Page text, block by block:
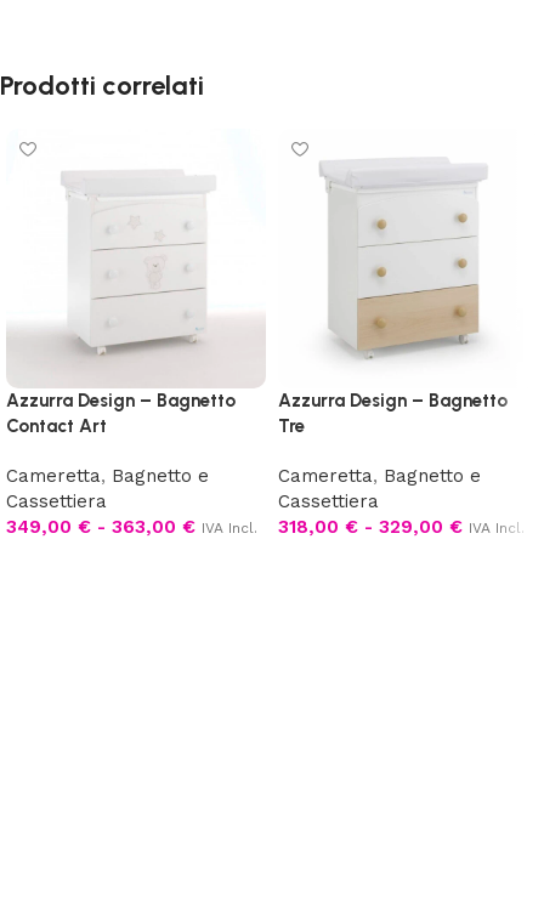
Prodotti correlati
Azzurra Design – Bagnetto
Contact Art
Cameretta, Bagnetto e
Cassettiera
349,00 € - 363,00 € IVA Incl.
Azzurra Design – Bagnetto
Tre
Cameretta, Bagnetto e
Cassettiera
318,00 € - 329,00 € IVA Incl.